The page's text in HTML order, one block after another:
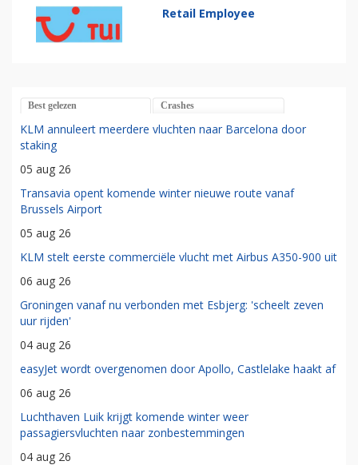
Retail Employee
Best gelezen Crashes
KLM annuleert meerdere vluchten naar Barcelona door
staking
05 aug 26
Transavia opent komende winter nieuwe route vanaf
Brussels Airport
05 aug 26
KLM stelt eerste commerciële vlucht met Airbus A350-900 uit
06 aug 26
Groningen vanaf nu verbonden met Esbjerg: 'scheelt zeven
uur rijden'
04 aug 26
easyJet wordt overgenomen door Apollo, Castlelake haakt af
06 aug 26
Luchthaven Luik krijgt komende winter weer
passagiersvluchten naar zonbestemmingen
04 aug 26